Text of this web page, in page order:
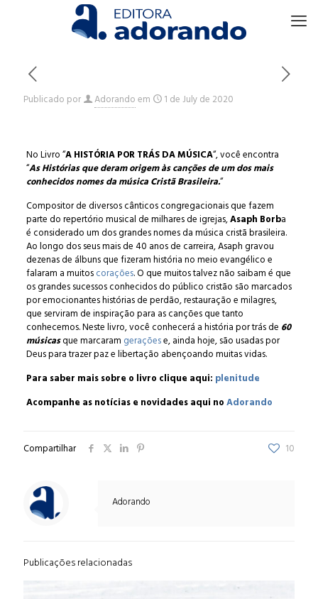
Publicado por Adorandoem 1 de July de 2020
No Livro “A HISTÓRIA POR TRÁS DA MÚSICA“, você encontra
“As Histórias que deram origem às canções de um dos mais
conhecidos nomes da música Cristã Brasileira.“
Compositor de diversos cânticos congregacionais que fazem
parte do repertório musical de milhares de igrejas,Asaph Borba
é considerado um dos grandes nomes da música cristã brasileira.
Ao longo dos seus mais de 40 anos de carreira, Asaph gravou
dezenas de álbuns que fizeram história no meio evangélico e
falaram a muitoscorações. O que muitos talvez não saibam é que
os grandes sucessos conhecidos do público cristão são marcados
por emocionantes histórias de perdão, restauração e milagres,
que serviram de inspiração para as canções que tanto
conhecemos. Neste livro, você conhecerá a história por trás de 60
músicasque marcaram geraçõese, ainda hoje, são usadas por
Deus para trazer paz e libertação abençoando muitas vidas.
Para saber mais sobre o livro clique aqui: plenitude
Acompanhe as notícias e novidades aqui noAdorando
Compartilhar 10
Adorando
Publicações relacionadas